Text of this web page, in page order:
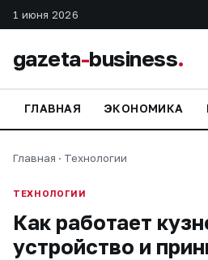
1 июня 2026
gazeta-business.
ГЛАВНАЯ ЭКОНОМИКА
Главная · Технологии
ТЕХНОЛОГИИ
Как работает
устройство и